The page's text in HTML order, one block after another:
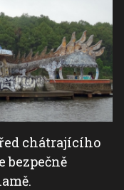
chátrajícího
bezpečně